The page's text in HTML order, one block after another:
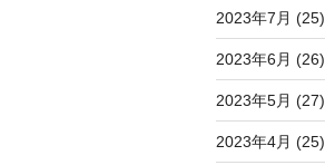
2023年7月 (25)
2023年6月 (26)
2023年5月 (27)
2023年4月 (25)